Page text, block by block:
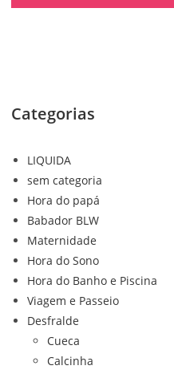
Categorias
LIQUIDA
sem categoria
Hora do papá
Babador BLW
Maternidade
Hora do Sono
Hora do Banho e Piscina
Viagem e Passeio
Desfralde
Cueca
Calcinha